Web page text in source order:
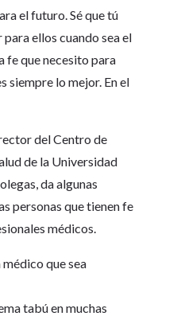
el futuro. Sé que tú
para ellos cuando sea el
fe que necesito para
siempre lo mejor. En el
del Centro de
de la Universidad
da algunas
personas que tienen fe
médicos.
que sea
tabú en muchas